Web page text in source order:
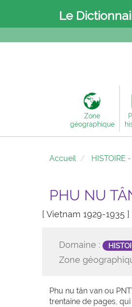
Le
Zone
géographique
Accueil HISTOIRE
PHU NU
[ Vietnam 1929-1935 ]
Domaine :
Zone
Phu nu tân van ou
trentaine de pages,